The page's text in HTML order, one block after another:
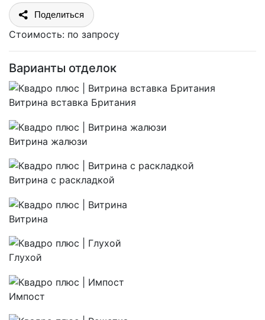
Поделиться
Стоимость: по запросу
Варианты отделок
Витрина вставка Британия
Витрина жалюзи
Витрина с раскладкой
Витрина
Глухой
Импост